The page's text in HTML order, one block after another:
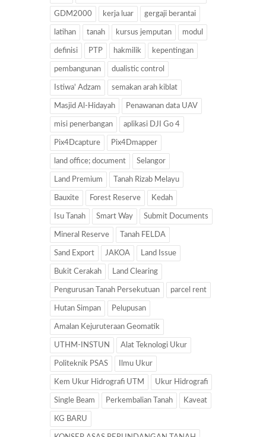
GDM2000 kerja luar gergaji berantai
latihan tanah kursus jemputan modul
definisi PTP hakmilik kepentingan
pembangunan dualistic control
Istiwa' Adzam semakan arah kiblat
Masjid Al-Hidayah Penawanan data UAV
misi penerbangan aplikasi DJI Go 4
Pix4Dcapture Pix4Dmapper
land office; document Selangor
Land Premium Tanah Rizab Melayu
Bauxite Forest Reserve Kedah
Isu Tanah Smart Way Submit Documents
Mineral Reserve Tanah FELDA
Sand Export JAKOA Land Issue
Bukit Cerakah Land Clearing
Pengurusan Tanah Persekutuan parcel rent
Hutan Simpan Pelupusan
Amalan Kejuruteraan Geomatik
UTHM-INSTUN Alat Teknologi Ukur
Politeknik PSAS Ilmu Ukur
Kem Ukur Hidrografi UTM Ukur Hidrografi
Single Beam Perkembalian Tanah Kaveat
KG BARU